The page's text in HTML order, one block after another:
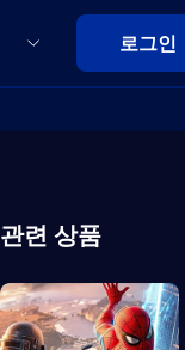
로그인
관련 상품